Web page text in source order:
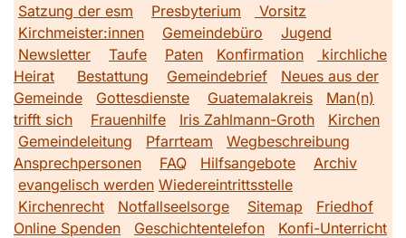
Satzung der esm
Presbyterium
Vorsitz
Kirchmeister:innen
Gemeindebüro
Jugend
Newsletter
Taufe Paten Konfirmation
kirchliche
Heirat
Bestattung Gemeindebrief
Neues aus der
Gemeinde
Gottesdienste Guatemalakreis
Man(n)
trifft sich
Frauenhilfe Iris Zahlmann-Groth
Kirchen
Gemeindeleitung
Pfarrteam
Wegbeschreibung
Ansprechpersonen
FAQ Hilfsangebote
Archiv
evangelisch werden Wiedereintrittsstelle
Kirchenrecht
Notfallseelsorge Sitemap
Friedhof
Online Spenden
Geschichtentelefon
Konfi-Unterricht